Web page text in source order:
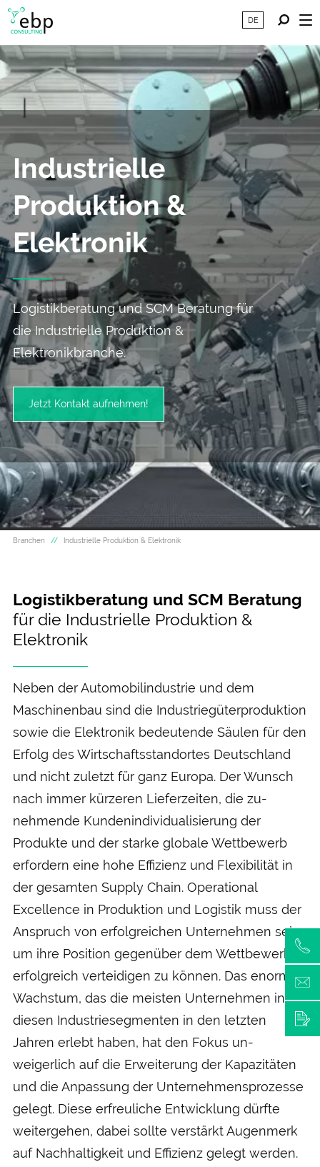
DE
Industrielle
Produktion &
Elektronik
Logistikberatung und SCM Beratung für
die Industrielle Produktion &
Elektronikbranche.
Jetzt Kontakt aufnehmen!
Branchen Industrielle Produktion & Elektronik
Logistikberatung und SCM Beratung
für die Industrielle Produktion &
Elektronik
Neben der Automobil­industrie und dem
Maschinen­bau sind die Industrie­güter­produktion
sowie die Elektronik be­deutende Säulen für den
Erfolg des Wirtschafts­standortes Deutschland
und nicht zuletzt für ganz Europa. Der Wunsch
nach immer kürzeren Liefer­zeiten, die zu­
nehmende Kunden­individualisierung der
Produkte und der starke globale Wett­bewerb
erfordern eine hohe Effizienz und Flexibilität in
der gesamten Supply Chain. Operational
Excellence in Produktion und Logistik muss der
Anspruch von erfolg­reichen Unternehmen sein,
um ihre Position gegen­über dem Wett­bewerb
erfolg­reich ver­teidigen zu können. Das enorme
Wachs­tum, das die meisten Unter­nehmen in
diesen Industrie­segmenten in den letzten
Jahren erlebt haben, hat den Fokus un­
weigerlich auf die Er­weiterung der Kapazitäten
und die An­passung der Unternehmens­prozesse
gelegt. Diese erfreuliche Ent­wicklung dürfte
weiter­gehen, dabei sollte verstärkt Augen­merk
auf Nach­haltigkeit und Effizienz gelegt werden.